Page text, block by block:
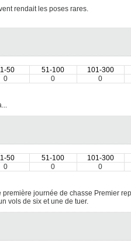
rendait les poses rares.
50 51-100 101-300
0 0 0
50 51-100 101-300
0 0 0
journée de chasse Premier
vols de six et une de tuer.